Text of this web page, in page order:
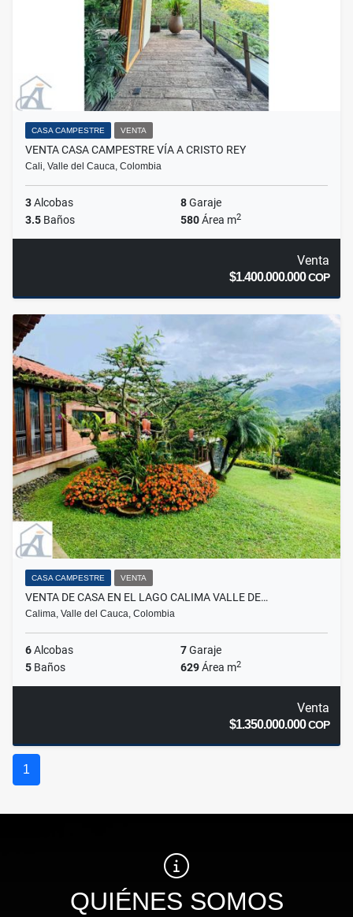
CASA CAMPESTRE VENTA
VENTA CASA CAMPESTRE VÍA A CRISTO REY
Cali, Valle del Cauca, Colombia
3Alcobas 8Garaje
3.5 Baños 580Área m2
Venta
$1.400.000.000COP
CASA CAMPESTRE VENTA
VENTA DE CASA EN EL LAGO CALIMA VALLE DE…
Calima, Valle del Cauca, Colombia
6Alcobas 7Garaje
5 Baños 629Área m2
Venta
$1.350.000.000COP
1
QUIÉNES SOMOS